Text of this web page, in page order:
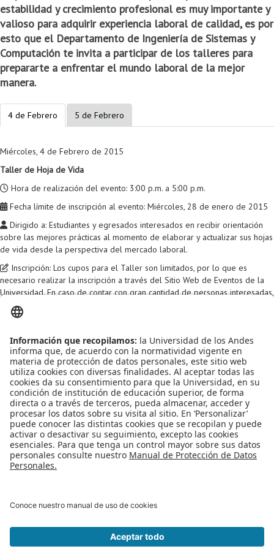
estabilidad y crecimiento profesional es muy importante y
valioso para adquirir experiencia laboral de calidad, es por
esto que el Departamento de Ingeniería de Sistemas y
Computación te invita a participar de los talleres para
prepararte a enfrentar el mundo laboral de la mejor
manera.
4 de Febrero 5 de Febrero
Miércoles, 4 de Febrero de 2015
Taller de Hoja de Vida
Hora de realización del evento: 3:00 p.m. a 5:00 p.m.
Fecha límite de inscripción al evento: Miércoles, 28 de enero de 2015
Dirigido a: Estudiantes y egresados interesados en recibir orientación
sobre las mejores prácticas al momento de elaborar y actualizar sus hojas
de vida desde la perspectiva del mercado laboral.
Inscripción: Los cupos para el Taller son limitados, por lo que es
necesario realizar la inscripción a través del Sitio Web de Eventos de la
Universidad. En caso de contar con gran cantidad de personas interesadas,
posterior a la inscripción, se realiza un proceso de confirmación de
asistencia.
Leído8232Tiempo Última modificación Viernes, 30 Enero 2015 08:19
Publicado en
Noticias
Etiquetado bajo
perfil profesional CTP empleo
empresas
oportunidad laboral
Más en esta categoría
« CUPITALLER: Una oportunidad para reforzar
las habilidades en programación
Convocatoria ISIS
Convocatoria IA
Oportunidades
Información general
Opciones académicas
TI en las Organizaciones
Computación Visual
Matemática computacional
Profesores
Acreditaciones
Internacionalización
Cursos electivos
Electivas reguladas
Electivas profesionales
Electivas profesionales en otros departamentos
Oferta de cursos periodo intersemestral
Procesos administrativos
Consejería
Examen Saber Pro
Intercambios académicos
Práctica académica
Práctica social
Proyecto de grado
Retiro voluntario
Transferencia
Tarifas
Grado
Movilidad Estudiantil (Intercambio)
Reingreso
Reintegro
Retiro Voluntario
Aplazamiento
Grado
Reglamento General de Estudiantes de Maestría RGEMa
Bienestar institucional
Oferta de cursos
Convocatorias
Maestría en Gerencia de Tecnologías de Información (MAIT)
Maestría en Arquitectura de Tecnologías de Información
(MATI)
Maestría en Biología Computacional (MBC)
Maestría en Tecnologías de Información para el Negocio
Maestría en Ingeniería de Información (MINE)
Maestría en Ingeniería de Sistemas y Computación (MISIS)
Maestría en Ingeniería de Software (MISO)
Escuela Internacional de Verano
Instructores
Asistentes Postdoctorales
Profesores Adjuntos
Coordinadores generales
Coordinadores de programa
Personal de laboratorios
Ofertas Laborales
Emprendedores e Innovadores
TICSw
Colaboratorio de Interacción, Visualización, Robótica y Sistemas
Autónomos
Laboratorio de Arquitecturas Empresariales
Laboratorio de Conectividad y Redes
Laboratorio de Computación Móvil
Laboratorios de Propósito General
Laboratorios de Seguridad de la Información
Sala de Video Juegos
Protocolo de bioseguridad